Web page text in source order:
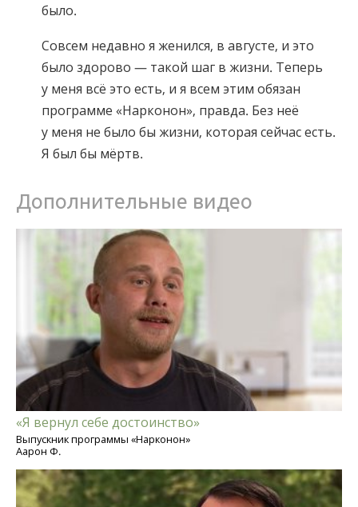
было.
Совсем недавно я женился, в августе, и это
было здорово — такой шаг в жизни. Теперь
у меня всё это есть, и я всем этим обязан
программе «Нарконон», правда. Без неё
у меня не было бы жизни, которая сейчас есть.
Я был бы мёртв.
Дополнительные видео
«Я вернул себе достоинство»
Выпускник программы «Нарконон»
Аарон Ф.